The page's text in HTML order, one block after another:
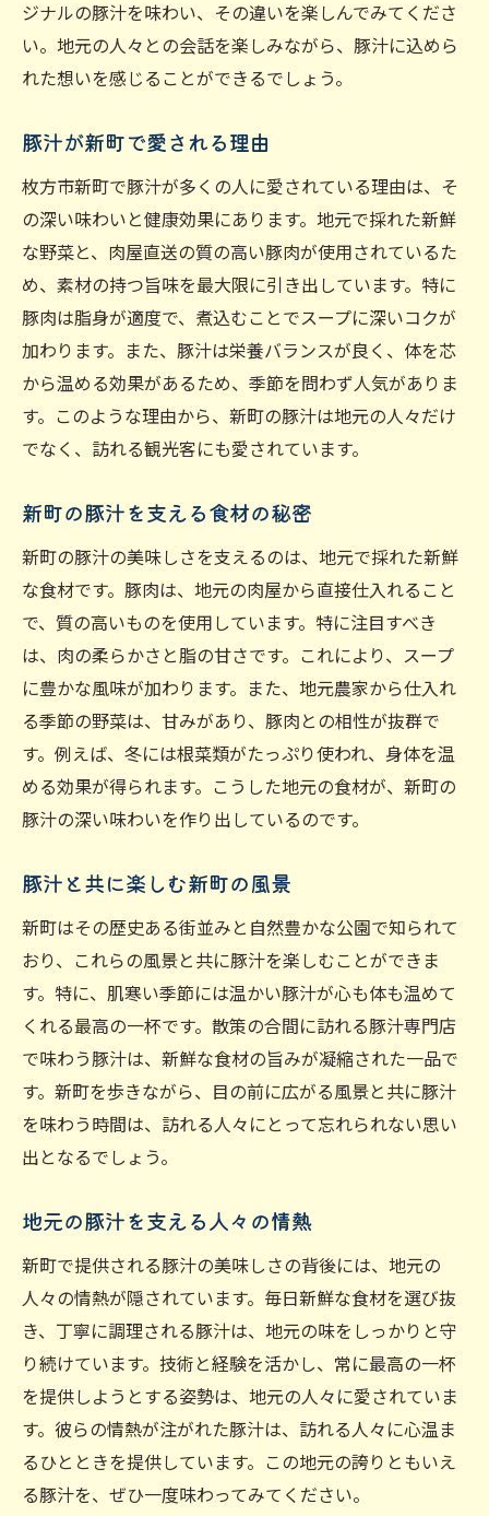
ジナルの豚汁を味わい、その違いを楽しんでみてくださ
い。地元の人々との会話を楽しみながら、豚汁に込めら
れた想いを感じることができるでしょう。
豚汁が新町で愛される理由
枚方市新町で豚汁が多くの人に愛されている理由は、そ
の深い味わいと健康効果にあります。地元で採れた新鮮
な野菜と、肉屋直送の質の高い豚肉が使用されているた
め、素材の持つ旨味を最大限に引き出しています。特に
豚肉は脂身が適度で、煮込むことでスープに深いコクが
加わります。また、豚汁は栄養バランスが良く、体を芯
から温める効果があるため、季節を問わず人気がありま
す。このような理由から、新町の豚汁は地元の人々だけ
でなく、訪れる観光客にも愛されています。
新町の豚汁を支える食材の秘密
新町の豚汁の美味しさを支えるのは、地元で採れた新鮮
な食材です。豚肉は、地元の肉屋から直接仕入れること
で、質の高いものを使用しています。特に注目すべき
は、肉の柔らかさと脂の甘さです。これにより、スープ
に豊かな風味が加わります。また、地元農家から仕入れ
る季節の野菜は、甘みがあり、豚肉との相性が抜群で
す。例えば、冬には根菜類がたっぷり使われ、身体を温
める効果が得られます。こうした地元の食材が、新町の
豚汁の深い味わいを作り出しているのです。
豚汁と共に楽しむ新町の風景
新町はその歴史ある街並みと自然豊かな公園で知られて
おり、これらの風景と共に豚汁を楽しむことができま
す。特に、肌寒い季節には温かい豚汁が心も体も温めて
くれる最高の一杯です。散策の合間に訪れる豚汁専門店
で味わう豚汁は、新鮮な食材の旨みが凝縮された一品で
す。新町を歩きながら、目の前に広がる風景と共に豚汁
を味わう時間は、訪れる人々にとって忘れられない思い
出となるでしょう。
地元の豚汁を支える人々の情熱
新町で提供される豚汁の美味しさの背後には、地元の
人々の情熱が隠されています。毎日新鮮な食材を選び抜
き、丁寧に調理される豚汁は、地元の味をしっかりと守
り続けています。技術と経験を活かし、常に最高の一杯
を提供しようとする姿勢は、地元の人々に愛されていま
す。彼らの情熱が注がれた豚汁は、訪れる人々に心温ま
るひとときを提供しています。この地元の誇りともいえ
る豚汁を、ぜひ一度味わってみてください。